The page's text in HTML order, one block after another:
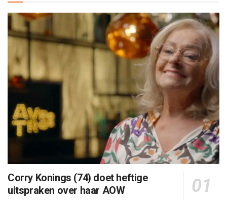
Corry Konings (74) doet heftige
uitspraken over haar AOW